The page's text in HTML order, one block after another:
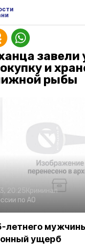
завели
и
рыбы
20:25Криминал
по АО
летнего
ущерб